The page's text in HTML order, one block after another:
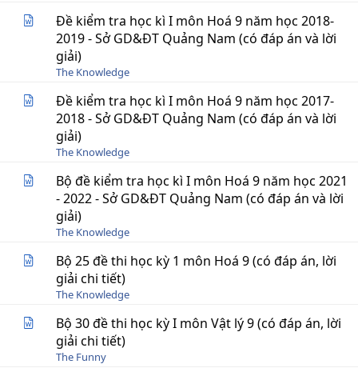
Đề kiểm tra học kì I môn Hoá 9 năm học 2018-
2019 - Sở GD&ĐT Quảng Nam (có đáp án và lời
giải)
The Knowledge
Đề kiểm tra học kì I môn Hoá 9 năm học 2017-
2018 - Sở GD&ĐT Quảng Nam (có đáp án và lời
giải)
The Knowledge
Bộ đề kiểm tra học kì I môn Hoá 9 năm học 2021
- 2022 - Sở GD&ĐT Quảng Nam (có đáp án và lời
giải)
The Knowledge
Bộ 25 đề thi học kỳ 1 môn Hoá 9 (có đáp án, lời
giải chi tiết)
The Knowledge
Bộ 30 đề thi học kỳ I môn Vật lý 9 (có đáp án, lời
giải chi tiết)
The Funny